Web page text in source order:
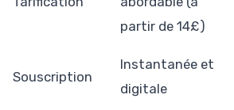
partir de 14£)
Souscription
Instantanée et
digitale